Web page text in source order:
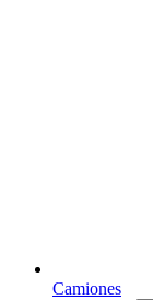
Camiones